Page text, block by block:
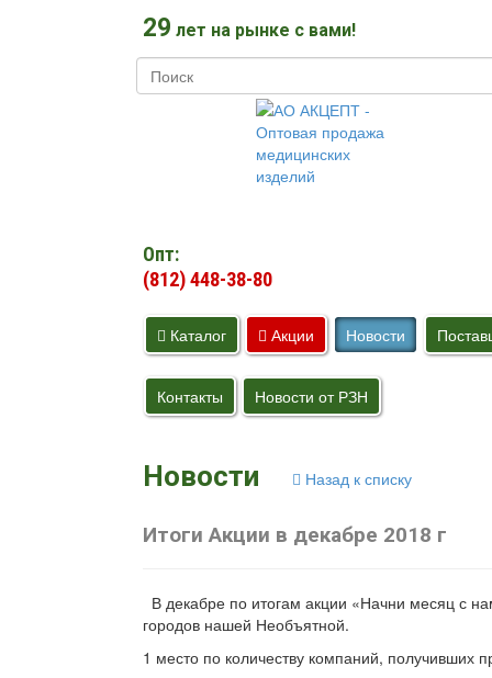
29 лет на рынке с вами!
Опт:
(812) 448-38-80
Каталог Акции Новости
Контакты Новости от РЗН
Новости Назад к списку
Итоги Акции в декабре 2018 г
В декабре по итогам акции «Начни месяц с
городов нашей Необъятной.
1 место по количеству компаний, получивших